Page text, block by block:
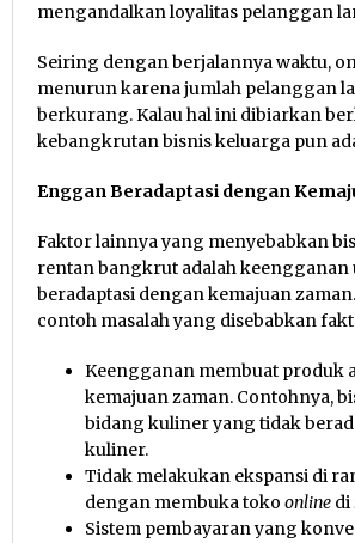
mengandalkan loyalitas pelanggan
Seiring dengan berjalannya waktu,
menurun karena jumlah pelanggan
berkurang. Kalau hal ini dibiarkan
kebangkrutan bisnis keluarga pun
Enggan Beradaptasi dengan
Faktor lainnya yang menyebabkan
rentan bangkrut adalah keengganan
beradaptasi dengan kemajuan
contoh masalah yang disebabkan
Keengganan membuat produk
kemajuan zaman. Contohnya,
bidang kuliner yang tidak
kuliner.
Tidak melakukan ekspansi di
dengan membuka toko online di
Sistem pembayaran yang